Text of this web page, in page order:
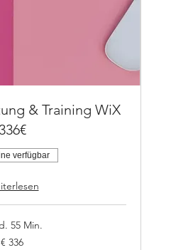
& Training WiX
336€
verfügbar
55 Min.
€ 336